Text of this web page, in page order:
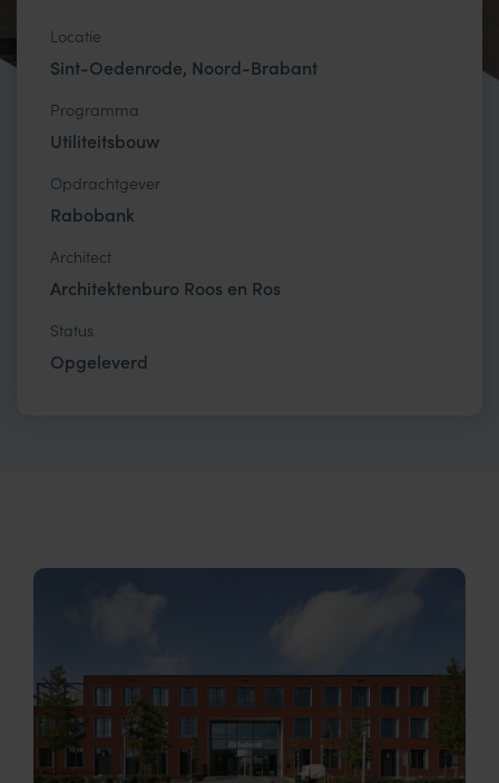
Locatie
Sint-Oedenrode, Noord-Brabant
Programma
Utiliteitsbouw
Opdrachtgever
Rabobank
Architect
Architektenburo Roos en Ros
Status
Opgeleverd